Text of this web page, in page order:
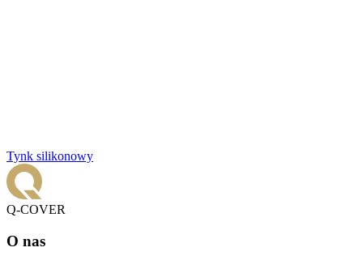
Tynk silikonowy
Q-COVER
O nas